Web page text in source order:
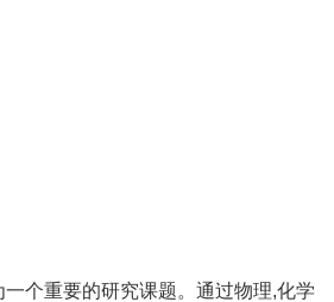
个重要的研究课题。通过物理,化学